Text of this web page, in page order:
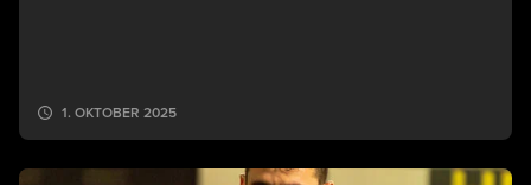
1. OKTOBER 2025